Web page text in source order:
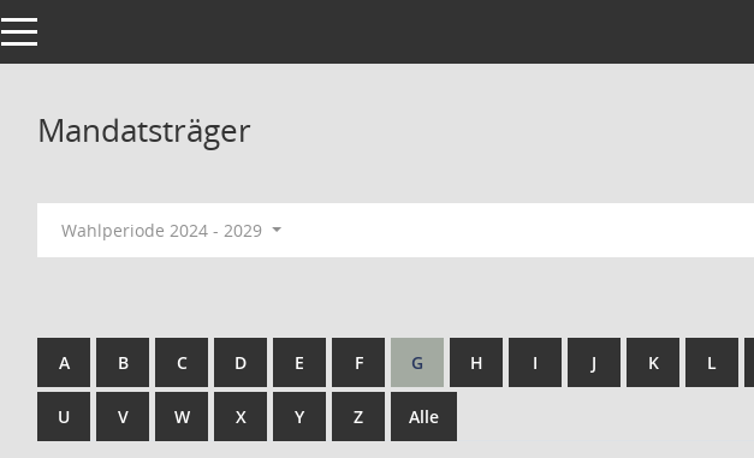
Toggle navigation
Mandatsträger
Wahlperiode 2024 - 2029
A B C D E F G H I J K L
U V W X Y Z Alle